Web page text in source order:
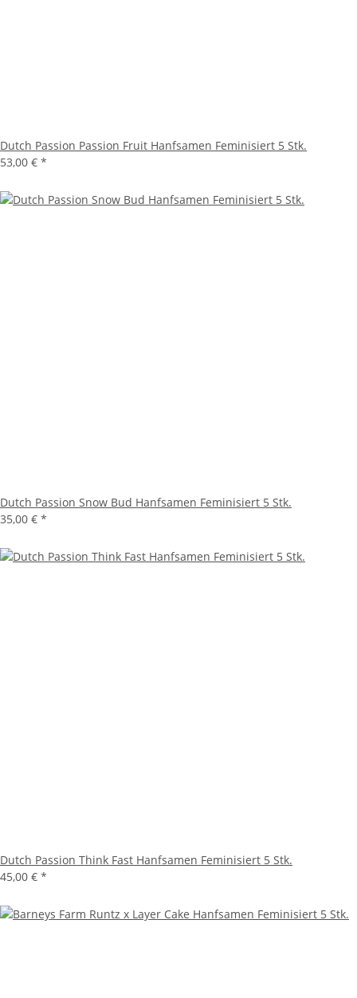
Dutch Passion Passion Fruit Hanfsamen Feminisiert 5 Stk.
53,00 € *
Dutch Passion Snow Bud Hanfsamen Feminisiert 5 Stk.
35,00 € *
Dutch Passion Think Fast Hanfsamen Feminisiert 5 Stk.
45,00 € *